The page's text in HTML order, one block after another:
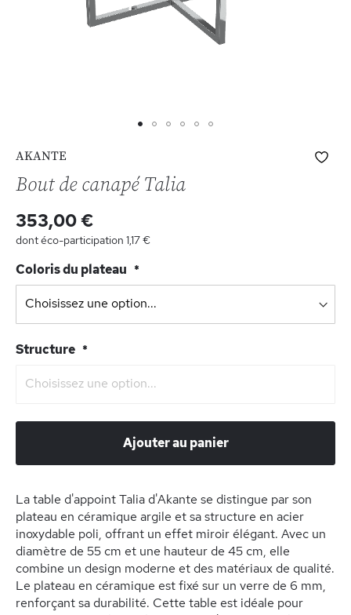
beginning
the
images
gallery
AKANTE
Bout de canapé Talia
353,00 €
dont éco-participation 1,17 €
Coloris du plateau
Structure
Ajouter au panier
La table d'appoint Talia d'Akante se distingue par son
plateau en céramique argile et sa structure en acier
inoxydable poli, offrant un effet miroir élégant. Avec un
diamètre de 55 cm et une hauteur de 45 cm, elle
combine un design moderne et des matériaux de qualité.
Le plateau en céramique est fixé sur un verre de 6 mm,
renforçant sa durabilité. Cette table est idéale pour